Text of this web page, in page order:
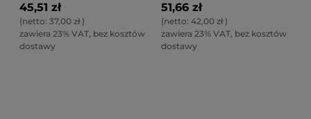
45,51 zł
(netto: 37,00 zł)
zawiera 23% VAT, bez kosztów
dostawy
51,66 zł
(netto: 42,00 zł)
zawiera 23% VAT, bez kosztów
dostawy